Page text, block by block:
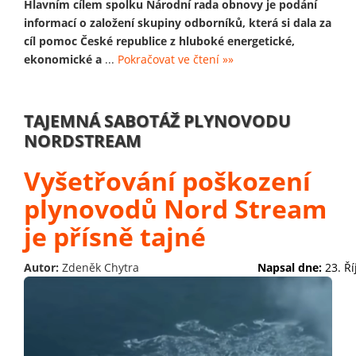
Hlavním cílem spolku Národní rada obnovy je podání
informací o založení skupiny odborníků, která si dala za
cíl pomoc České republice z hluboké energetické,
ekonomické a ... Pokračovat ve čtení »»
TAJEMNÁ SABOTÁŽ PLYNOVODU
NORDSTREAM
Vyšetřování poškození
plynovodů Nord Stream
je přísně tajné
Autor: Zdeněk Chytra Napsal dne: 23.